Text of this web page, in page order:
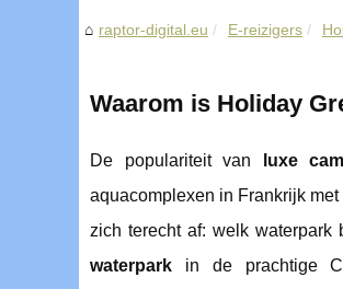
raptor-digital.eu E-reizigers
Waarom is Holiday
De populariteit van luxe
aquacomplexen in Frankrijk
zich terecht af: welk
waterpark in de prachtige